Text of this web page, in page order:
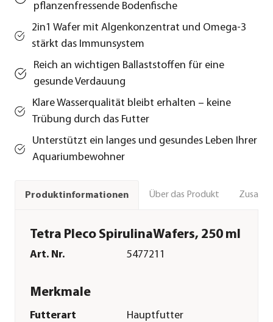
pflanzenfressende Bodenfische
2in1 Wafer mit Algenkonzentrat und Omega-3
stärkt das Immunsystem
Reich an wichtigen Ballaststoffen für eine
gesunde Verdauung
Klare Wasserqualität bleibt erhalten – keine
Trübung durch das Futter
Unterstützt ein langes und gesundes Leben Ihrer
Aquariumbewohner
Produktinformationen Über das Produkt
Tetra Pleco SpirulinaWafers, 250 ml
Art. Nr. 5477211
Merkmale
Futterart
Hauptfutter